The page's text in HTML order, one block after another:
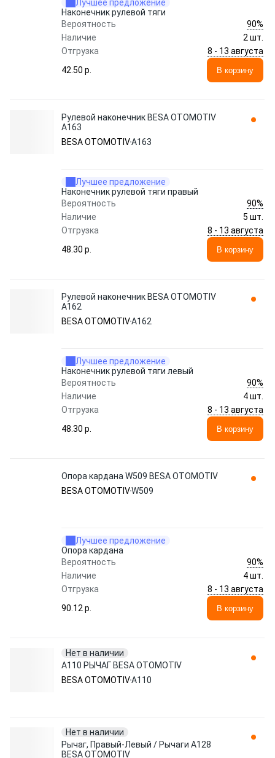
Лучшее предложение
Наконечник рулевой тяги
Вероятность
90%
Наличие
2 шт.
Отгрузка
8 - 13 августа
42.50 p.
В корзину
Рулевой наконечник BESA OTOMOTIV
A163
BESA OTOMOTIVA163
Лучшее предложение
Наконечник рулевой тяги правый
Вероятность
90%
Наличие
5 шт.
Отгрузка
8 - 13 августа
48.30 p.
В корзину
Рулевой наконечник BESA OTOMOTIV
A162
BESA OTOMOTIVA162
Лучшее предложение
Наконечник рулевой тяги левый
Вероятность
90%
Наличие
4 шт.
Отгрузка
8 - 13 августа
48.30 p.
В корзину
Опора кардана W509 BESA OTOMOTIV
BESA OTOMOTIVW509
Лучшее предложение
Опора кардана
Вероятность
90%
Наличие
4 шт.
Отгрузка
8 - 13 августа
90.12 p.
В корзину
Нет в наличии
A110 РЫЧАГ BESA OTOMOTIV
BESA OTOMOTIVA110
Нет в наличии
Рычаг, Правый-Левый / Рычаги A128
BESA OTOMOTIV